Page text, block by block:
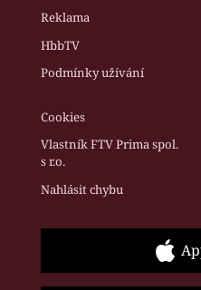
Reklama
HbbTV
Podmínky užívání
Cookies
Vlastník FTV Prima spol.
s r.o.
Nahlásit chybu